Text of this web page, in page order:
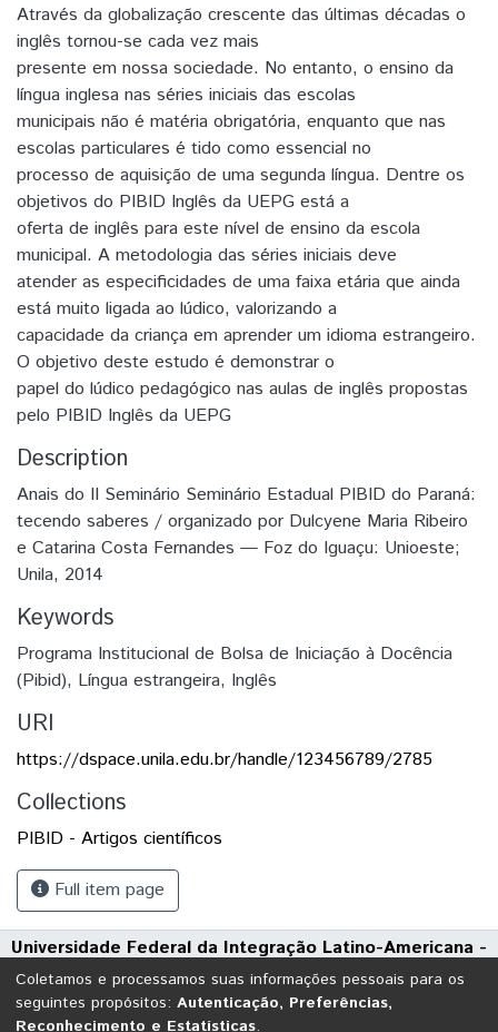
Através da globalização crescente das últimas décadas o
inglês tornou-se cada vez mais
presente em nossa sociedade. No entanto, o ensino da
língua inglesa nas séries iniciais das escolas
municipais não é matéria obrigatória, enquanto que nas
escolas particulares é tido como essencial no
processo de aquisição de uma segunda língua. Dentre os
objetivos do PIBID Inglês da UEPG está a
oferta de inglês para este nível de ensino da escola
municipal. A metodologia das séries iniciais deve
atender as especificidades de uma faixa etária que ainda
está muito ligada ao lúdico, valorizando a
capacidade da criança em aprender um idioma estrangeiro.
O objetivo deste estudo é demonstrar o
papel do lúdico pedagógico nas aulas de inglês propostas
pelo PIBID Inglês da UEPG
Description
Anais do II Seminário Seminário Estadual PIBID do Paraná:
tecendo saberes / organizado por Dulcyene Maria Ribeiro
e Catarina Costa Fernandes — Foz do Iguaçu: Unioeste;
Unila, 2014
Keywords
Programa Institucional de Bolsa de Iniciação à Docência
(Pibid), Língua estrangeira, Inglês
URI
https://dspace.unila.edu.br/handle/123456789/2785
Collections
PIBID - Artigos científicos
Full item page
Universidade Federal da Integração Latino-Americana -
UNILA
Avenida Tarquínio Joslin dos Santos, 1000 - Polo Universitário
Coletamos e processamos suas informações pessoais para os
seguintes propósitos: Autenticação, Preferências,
Reconhecimento e Estatísticas.